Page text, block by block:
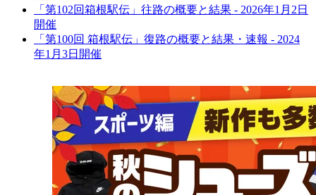
「第102回箱根駅伝」往路の概要と結果 - 2026年1月2日
開催
「第100回 箱根駅伝」復路の概要と結果・速報 - 2024
年1月3日開催